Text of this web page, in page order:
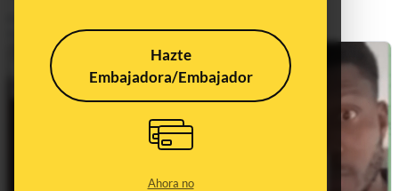
Hazte
Embajadora/Embajador
Ahora no
Actualizado elApr 5, 2024, 4:46:00 PM